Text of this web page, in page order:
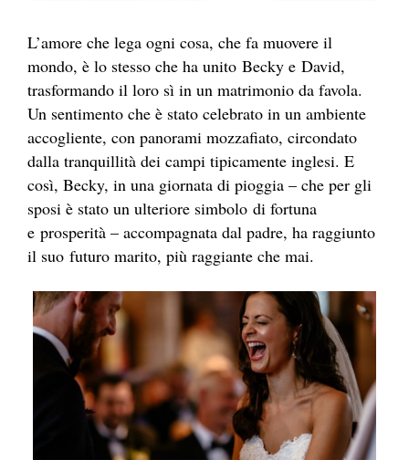
L’amore che lega ogni cosa, che fa muovere il
mondo, è lo stesso che ha unito Becky e David,
trasformando il loro sì in un matrimonio da favola.
Un sentimento che è stato celebrato in un ambiente
accogliente, con panorami mozzafiato, circondato
dalla tranquillità dei campi tipicamente inglesi. E
così, Becky, in una giornata di pioggia – che per gli
sposi è stato un ulteriore simbolo di fortuna
e prosperità – accompagnata dal padre, ha raggiunto
il suo futuro marito, più raggiante che mai.